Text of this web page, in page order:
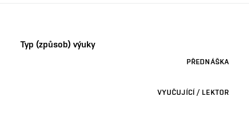
Typ (způsob) výuky
PŘEDNÁŠKA
VYUČUJÍCÍ / LEKTOR